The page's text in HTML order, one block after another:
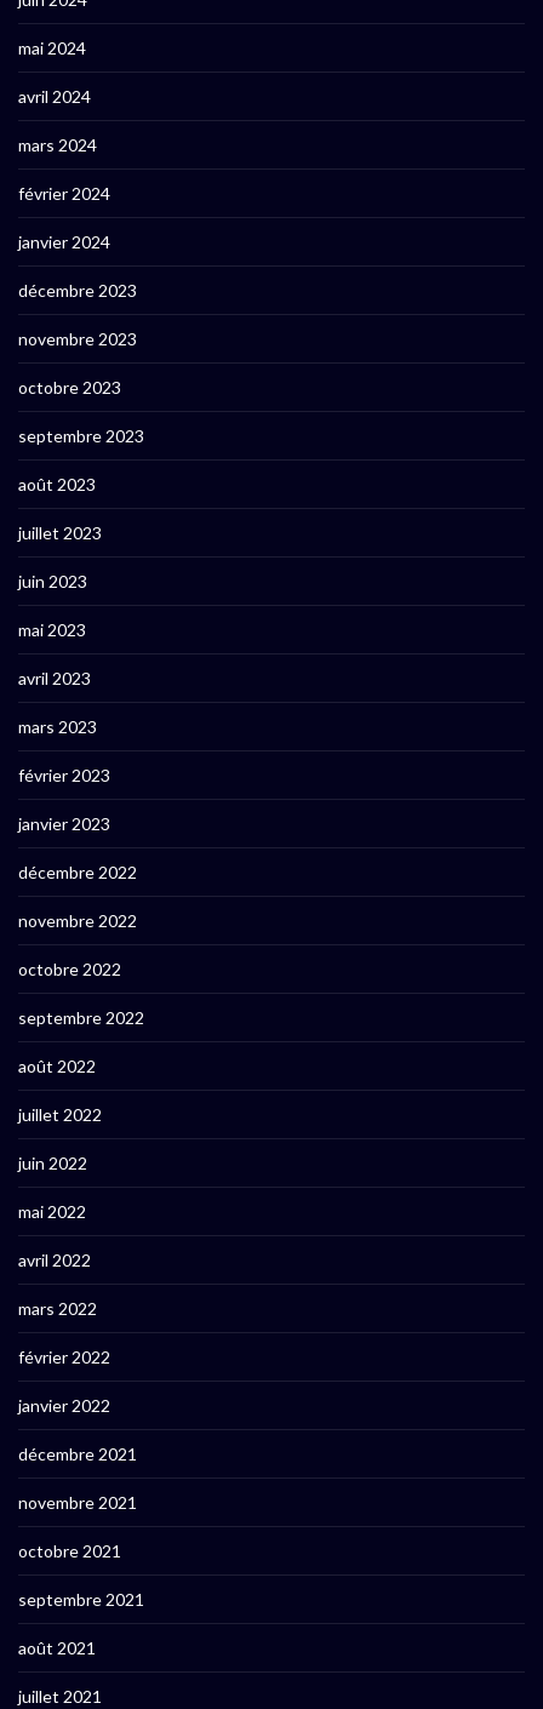
mai 2024
avril 2024
mars 2024
février 2024
janvier 2024
décembre 2023
novembre 2023
octobre 2023
septembre 2023
août 2023
juillet 2023
juin 2023
mai 2023
avril 2023
mars 2023
février 2023
janvier 2023
décembre 2022
novembre 2022
octobre 2022
septembre 2022
août 2022
juillet 2022
juin 2022
mai 2022
avril 2022
mars 2022
février 2022
janvier 2022
décembre 2021
novembre 2021
octobre 2021
septembre 2021
août 2021
juillet 2021